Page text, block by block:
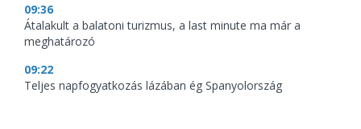
09:36
Átalakult a balatoni turizmus, a last minute ma már a
meghatározó
09:22
Teljes napfogyatkozás lázában ég Spanyolország